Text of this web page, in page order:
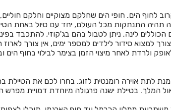
לחוף הים. חופי הים שחלקם מצוקיים וחלקם
תהיה התנתקות מכל העולם, יחד עם טיול באחת
לינה. ניתן לטבול בהם בג'קוזי, להתכבד
למצוא סידור לילדים למספר ימים, אין צורך
ולרדת לאחר מיצוי הזמן בצימר לבילוי בחוף הים
לתת אוירה רומנטית לזוג. בחרו לכם את הטיילת
המלך. בטיילת ישנה פרגולה מיוחדת דמויית מפרש